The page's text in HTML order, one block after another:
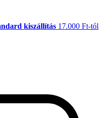
kiszállítás 17.000 Ft-tól